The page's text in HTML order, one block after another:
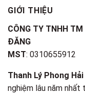
GIỚI THIỆU
CÔNG TY TNHH
ĐĂNG
MST: 0310655912
Thanh Lý Phong Hải
nghiệm lâu năm nhất